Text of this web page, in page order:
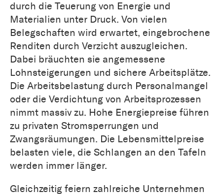
durch die Teuerung von Energie und
Materialien unter Druck. Von vielen
Belegschaften wird erwartet, eingebrochene
Renditen durch Verzicht auszugleichen.
Dabei bräuchten sie angemessene
Lohnsteigerungen und sichere Arbeitsplätze.
Die Arbeitsbelastung durch Personalmangel
oder die Verdichtung von Arbeitsprozessen
nimmt massiv zu. Hohe Energiepreise führen
zu privaten Stromsperrungen und
Zwangsräumungen. Die Lebensmittelpreise
belasten viele, die Schlangen an den Tafeln
werden immer länger.
Gleichzeitig feiern zahlreiche Unternehmen